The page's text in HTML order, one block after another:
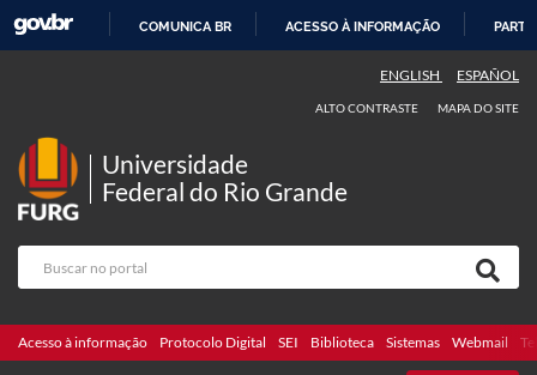
COMUNICA BR ACESSO À INFORMAÇÃO
ENGLISH ESPAÑOL
ALTO CONTRASTE MAPA DO SITE
Universidade
Federal do Rio Grande
Acesso à informação Protocolo Digital SEI Biblioteca Sistemas Webmail